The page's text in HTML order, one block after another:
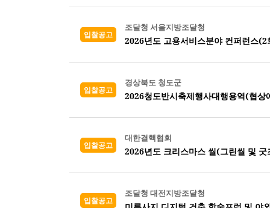
입찰공고
조달청 서울지방조달청
2026년도 고용서비스분야 컨퍼런스
입찰공고
경상북도 청도군
2026청도반시축제행사대행용역(협상
입찰공고
대한결핵협회
2026년도 크리스마스 씰(그린씰 및
입찰공고
조달청 대전지방조달청